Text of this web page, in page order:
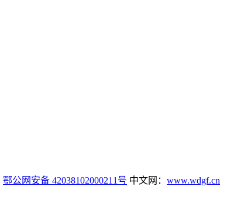
鄂公网安备 42038102000211号 中文网： www.wdgf.cn